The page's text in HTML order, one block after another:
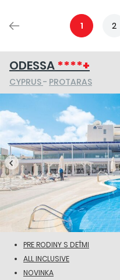
1 2
ODESSA****+
CYPRUS- PROTARAS
PRE RODINY S DEŤMI
ALL INCLUSIVE
NOVINKA